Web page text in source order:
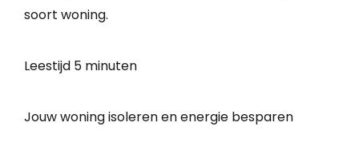
soort woning.
Leestijd 5 minuten
Jouw woning isoleren en energie besparen